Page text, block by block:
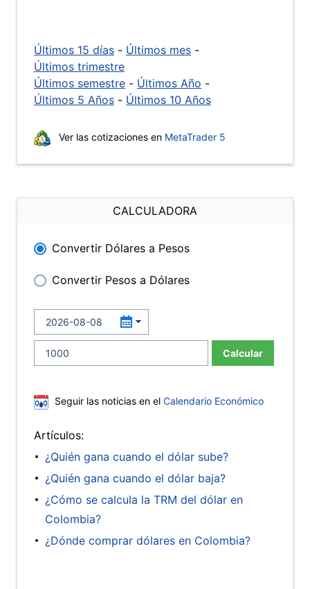
Últimos 15 días - Últimos mes -
Últimos trimestre
Últimos semestre - Últimos Año -
Últimos 5 Años - Últimos 10 Años
Ver las cotizaciones en MetaTrader 5
CALCULADORA
Convertir Dólares a Pesos
Convertir Pesos a Dólares
Calcular
Seguir las noticias en el Calendario Económico
Artículos:
¿Quién gana cuando el dólar sube?
¿Quién gana cuando el dólar baja?
¿Cómo se calcula la TRM del dólar en
Colombia?
¿Dónde comprar dólares en Colombia?